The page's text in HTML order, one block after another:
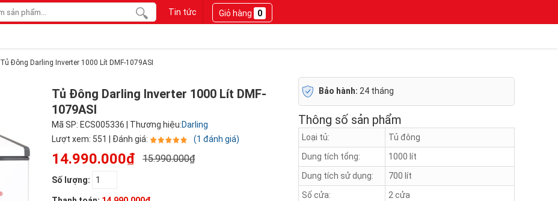
Tin tức Giỏ hàng 0
Tủ Đông Darling Inverter 1000 Lít DMF-1079ASI
Tủ Đông Darling Inverter 1000 Lít DMF-
1079ASI
Mã SP: ECS005336 | Thương hiệu:Darling
Lượt xem: 551 | Đánh giá:
(1 đánh giá)
14.990.000₫ 15.990.000₫
Số lượng:
Bảo hành: 24 tháng
Thông số sản phẩm
Loại tủ:
Tủ đông
Dung tích tổng:
1000 lít
Dung tích sử dụng:
700 lít
Số cửa:
2 cửa